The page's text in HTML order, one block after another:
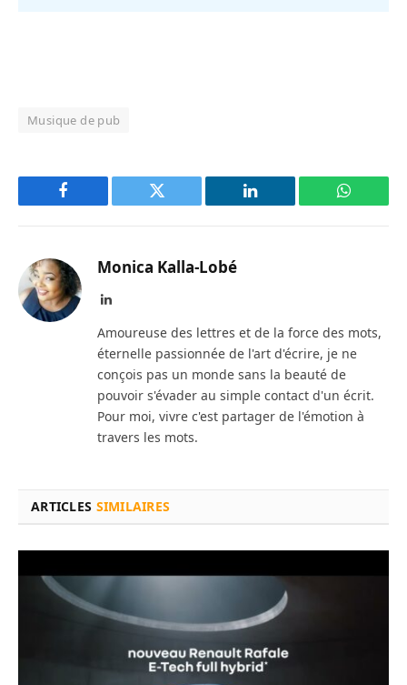
Musique de pub
Facebook Twitter LinkedIn
Monica Kalla-Lobé
LinkedIn
Amoureuse des lettres et de la force des mots,
éternelle passionnée de l'art d'écrire, je ne
conçois pas un monde sans la beauté de
pouvoir s'évader au simple contact d'un écrit.
Pour moi, vivre c'est partager de l'émotion à
travers les mots.
ARTICLES SIMILAIRES